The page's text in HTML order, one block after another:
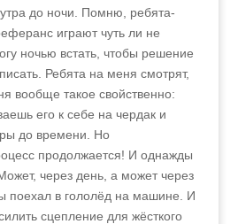
до ночи. Помню, ребята-
играют чуть ли не
ночью встать, чтобы решение
Ребята на меня смотрят,
вообще такое свойственно:
его к себе на чердак и
до времени. Но
продолжается! И однажды
через день, а может через
поехал в гололёд на машине. И
сцепление для жёсткого